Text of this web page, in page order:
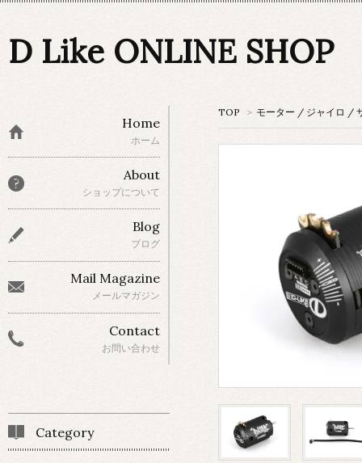
D Like ONLINE SHOP
TOP > モーター / ジャイロ /
Home
ホーム
About
ショップについて
Blog
ブログ
Mail Magazine
メールマガジン
Contact
お問い合わせ
Category